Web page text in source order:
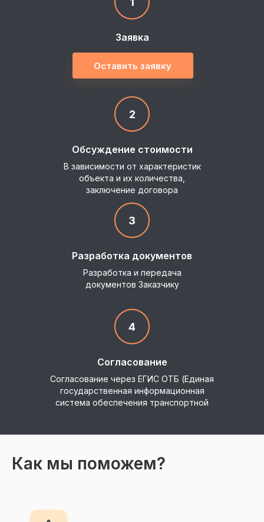
В зависимости от характеристик
объекта и их количества,
заключение договора
Разработка и передача
документов Заказчику
Заявка
Обсуждение стоимости
Разработка документов
2
3
Согласование через ЕГИС ОТБ (Единая
государственная информационная
система обеспечения транспортной
Согласование
4
Оставить заявку
Как мы поможем?